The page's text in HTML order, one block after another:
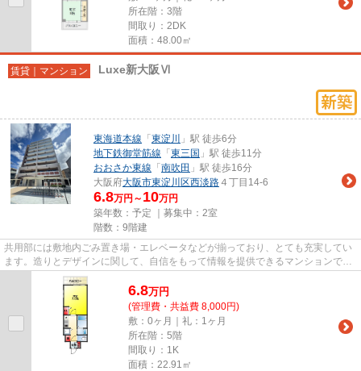
所在階：3階
間取り：2DK
面積：48.00㎡
賃貸｜マンション Luxe新大阪Ⅵ
東海道本線 「 東淀川
」駅 徒歩6分
地下鉄御堂筋線 「 東三国 」駅 徒歩11分
おおさか東線 「 南吹田 」駅 徒歩16分
大阪府大阪市東淀川区西淡路 ４丁目14-6
6.8万円～ 10万円
築年数：予定 ｜募集中： 2室
階数：9階建
共用部には敷地内ごみ置き場・エレベータなどが揃っており、とても充実してい
ます。造りとデザインに関して、自信をもって情報を提供できるマンションで
す。2駅利用可能な物件なので、...
6.8万円
(管理費・共益費 8,000円)
敷：0ヶ月｜礼：1ヶ月
所在階：5階
間取り：1K
面積：22.91㎡